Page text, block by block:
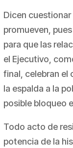
Dicen
promueven,
para que las
el Ejecutivo,
final, celebran el
la espalda a la
posible bloqueo
Todo acto de
potencia de la